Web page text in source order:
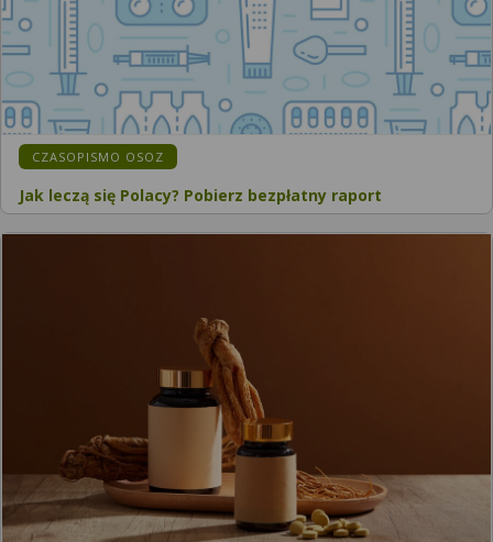
CZASOPISMO OSOZ
Jak leczą się Polacy? Pobierz bezpłatny raport